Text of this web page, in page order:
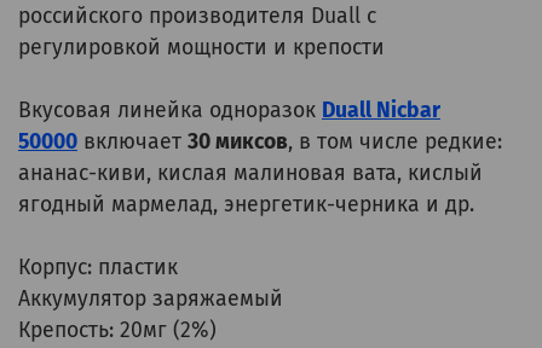
российского производителя Duall с
регулировкой мощности и крепости
Вкусовая линейка одноразок Duall Nicbar
50000 включает 30 миксов, в том числе редкие:
ананас-киви, кислая малиновая вата, кислый
ягодный мармелад, энергетик-черника и др.
Корпус: пластик
Аккумулятор заряжаемый
Крепость: 20мг (2%)